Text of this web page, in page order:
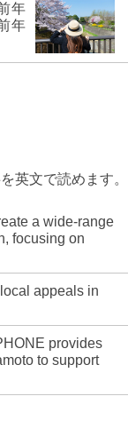
年
年
英文で読めます。
a wide-range
focusing on
appeals in
provides
to support